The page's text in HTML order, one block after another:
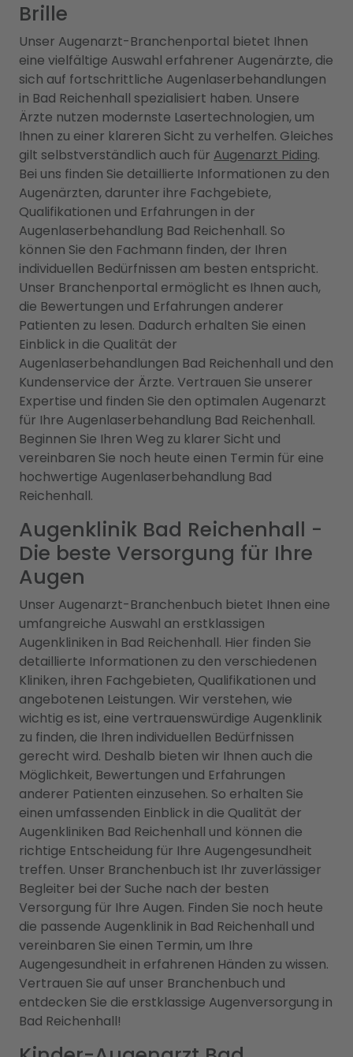
Brille
Unser Augenarzt-Branchenportal bietet Ihnen
eine vielfältige Auswahl erfahrener Augenärzte, die
sich auf fortschrittliche Augenlaserbehandlungen
in Bad Reichenhall spezialisiert haben. Unsere
Ärzte nutzen modernste Lasertechnologien, um
Ihnen zu einer klareren Sicht zu verhelfen. Gleiches
gilt selbstverständlich auch für Augenarzt Piding.
Bei uns finden Sie detaillierte Informationen zu den
Augenärzten, darunter ihre Fachgebiete,
Qualifikationen und Erfahrungen in der
Augenlaserbehandlung Bad Reichenhall. So
können Sie den Fachmann finden, der Ihren
individuellen Bedürfnissen am besten entspricht.
Unser Branchenportal ermöglicht es Ihnen auch,
die Bewertungen und Erfahrungen anderer
Patienten zu lesen. Dadurch erhalten Sie einen
Einblick in die Qualität der
Augenlaserbehandlungen Bad Reichenhall und den
Kundenservice der Ärzte. Vertrauen Sie unserer
Expertise und finden Sie den optimalen Augenarzt
für Ihre Augenlaserbehandlung Bad Reichenhall.
Beginnen Sie Ihren Weg zu klarer Sicht und
vereinbaren Sie noch heute einen Termin für eine
hochwertige Augenlaserbehandlung Bad
Reichenhall.
Augenklinik Bad Reichenhall -
Die beste Versorgung für Ihre
Augen
Unser Augenarzt-Branchenbuch bietet Ihnen eine
umfangreiche Auswahl an erstklassigen
Augenkliniken in Bad Reichenhall. Hier finden Sie
detaillierte Informationen zu den verschiedenen
Kliniken, ihren Fachgebieten, Qualifikationen und
angebotenen Leistungen. Wir verstehen, wie
wichtig es ist, eine vertrauenswürdige Augenklinik
zu finden, die Ihren individuellen Bedürfnissen
gerecht wird. Deshalb bieten wir Ihnen auch die
Möglichkeit, Bewertungen und Erfahrungen
anderer Patienten einzusehen. So erhalten Sie
einen umfassenden Einblick in die Qualität der
Augenkliniken Bad Reichenhall und können die
richtige Entscheidung für Ihre Augengesundheit
treffen. Unser Branchenbuch ist Ihr zuverlässiger
Begleiter bei der Suche nach der besten
Versorgung für Ihre Augen. Finden Sie noch heute
die passende Augenklinik in Bad Reichenhall und
vereinbaren Sie einen Termin, um Ihre
Augengesundheit in erfahrenen Händen zu wissen.
Vertrauen Sie auf unser Branchenbuch und
entdecken Sie die erstklassige Augenversorgung in
Bad Reichenhall!